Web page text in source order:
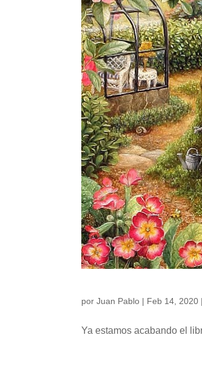
porJuan Pablo | Feb 14, 2020 |
Ya estamos acabando